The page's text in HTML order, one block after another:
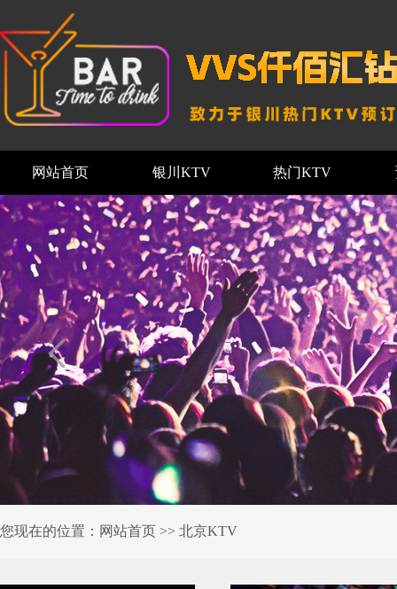
网站首页 银川KTV 热门KTV
您现在的位置： 网站首页 >> 北京KTV